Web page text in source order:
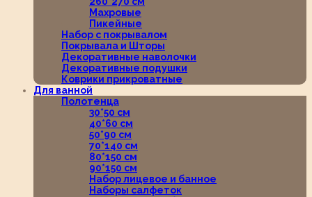
Махровые
Пикейные
Набор с покрывалом
Покрывала и Шторы
Декоративные наволочки
Декоративные подушки
Коврики прикроватные
Для ванной
Полотенца
30*50 см
40*60 см
50*90 см
70*140 см
80*150 см
90*150 см
Набор лицевое и банное
Наборы салфеток